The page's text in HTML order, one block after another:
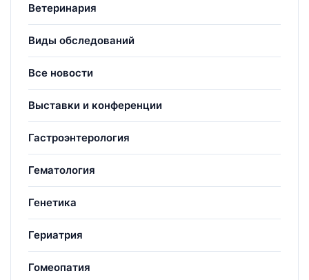
Ветеринария
Виды обследований
Все новости
Выставки и конференции
Гастроэнтерология
Гематология
Генетика
Гериатрия
Гомеопатия